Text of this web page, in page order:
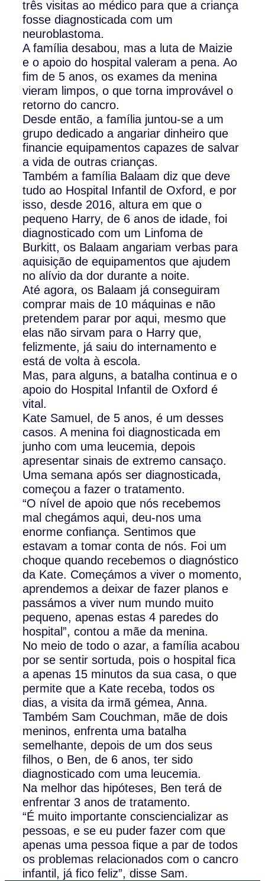
três visitas ao médico para que a criança
fosse diagnosticada com um
neuroblastoma.
A família desabou, mas a luta de Maizie
e o apoio do hospital valeram a pena. Ao
fim de 5 anos, os exames da menina
vieram limpos, o que torna improvável o
retorno do cancro.
Desde então, a família juntou-se a um
grupo dedicado a angariar dinheiro que
financie equipamentos capazes de salvar
a vida de outras crianças.
Também a família Balaam diz que deve
tudo ao Hospital Infantil de Oxford, e por
isso, desde 2016, altura em que o
pequeno Harry, de 6 anos de idade, foi
diagnosticado com um Linfoma de
Burkitt, os Balaam angariam verbas para
aquisição de equipamentos que ajudem
no alívio da dor durante a noite.
Até agora, os Balaam já conseguiram
comprar mais de 10 máquinas e não
pretendem parar por aqui, mesmo que
elas não sirvam para o Harry que,
felizmente, já saiu do internamento e
está de volta à escola.
Mas, para alguns, a batalha continua e o
apoio do Hospital Infantil de Oxford é
vital.
Kate Samuel, de 5 anos, é um desses
casos. A menina foi diagnosticada em
junho com uma leucemia, depois
apresentar sinais de extremo cansaço.
Uma semana após ser diagnosticada,
começou a fazer o tratamento.
“O nível de apoio que nós recebemos
mal chegámos aqui, deu-nos uma
enorme confiança. Sentimos que
estavam a tomar conta de nós. Foi um
choque quando recebemos o diagnóstico
da Kate. Começámos a viver o momento,
aprendemos a deixar de fazer planos e
passámos a viver num mundo muito
pequeno, apenas estas 4 paredes do
hospital”, contou a mãe da menina.
No meio de todo o azar, a família acabou
por se sentir sortuda, pois o hospital fica
a apenas 15 minutos da sua casa, o que
permite que a Kate receba, todos os
dias, a visita da irmã gémea, Anna.
Também Sam Couchman, mãe de dois
meninos, enfrenta uma batalha
semelhante, depois de um dos seus
filhos, o Ben, de 6 anos, ter sido
diagnosticado com uma leucemia.
Na melhor das hipóteses, Ben terá de
enfrentar 3 anos de tratamento.
“É muito importante consciencializar as
pessoas, e se eu puder fazer com que
apenas uma pessoa fique a par de todos
os problemas relacionados com o cancro
infantil, já fico feliz”, disse Sam.